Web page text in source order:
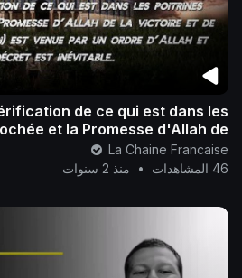
de ce qui est dans les
et la Promesse d'Allah de
la victoire et de l'appa
La Chaine Francaise
46 المشاهدات
• منذ 2 سنوات